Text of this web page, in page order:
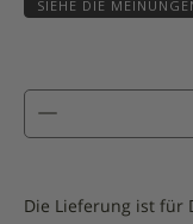
SIEHE DIE
mit
Die Lieferung ist für